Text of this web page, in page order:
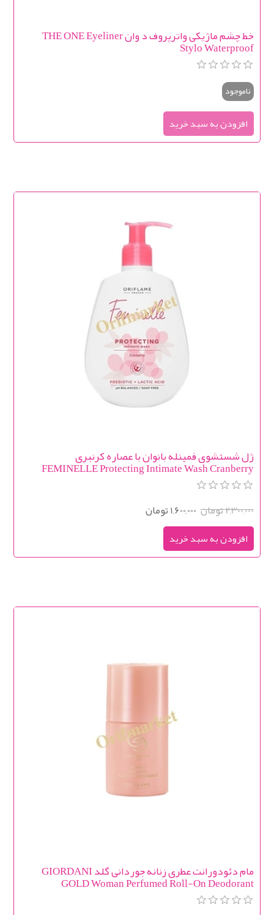
خط چشم ماژیکی واترپروف د وان THE ONE Eyeliner
Stylo Waterproof
ناموجود
ژل شستشوی فمینله بانوان با عصاره کرنبری
FEMINELLE Protecting Intimate Wash Cranberry
2,300,000 تومان 1,600,000 تومان
مام دئودورانت عطری زنانه جوردانی گلد GIORDANI
GOLD Woman Perfumed Roll-On Deodorant